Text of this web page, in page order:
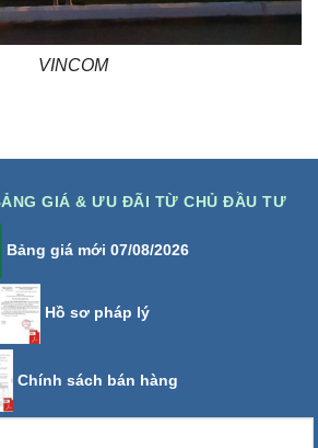
VINCOM
GIÁ & ƯU ĐÃI TỪ CHỦ ĐẦU TƯ
Bảng giá mới 07/08/2026
Hồ sơ pháp lý
Chính sách bán hàng